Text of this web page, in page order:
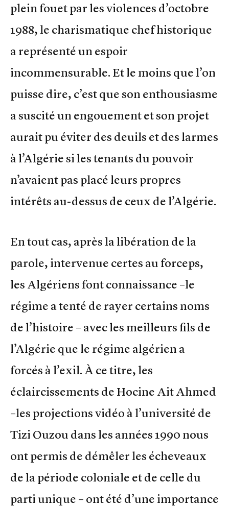
plein fouet par les violences d’octobre
1988, le charismatique chef historique
a représenté un espoir
incommensurable. Et le moins que l’on
puisse dire, c’est que son enthousiasme
a suscité un engouement et son projet
aurait pu éviter des deuils et des larmes
à l’Algérie si les tenants du pouvoir
n’avaient pas placé leurs propres
intérêts au-dessus de ceux de l’Algérie.
En tout cas, après la libération de la
parole, intervenue certes au forceps,
les Algériens font connaissance –le
régime a tenté de rayer certains noms
de l’histoire – avec les meilleurs fils de
l’Algérie que le régime algérien a
forcés à l’exil. À ce titre, les
éclaircissements de Hocine Ait Ahmed
–les projections vidéo à l’université de
Tizi Ouzou dans les années 1990 nous
ont permis de démêler les écheveaux
de la période coloniale et de celle du
parti unique – ont été d’une importance